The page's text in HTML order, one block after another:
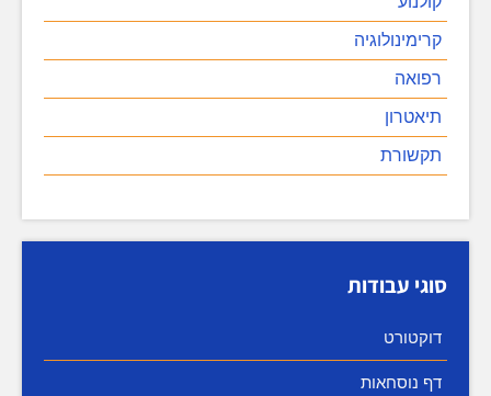
קרימינולוגיה
רפואה
תיאטרון
תקשורת
סוגי עבודות
דוקטורט
דף נוסחאות